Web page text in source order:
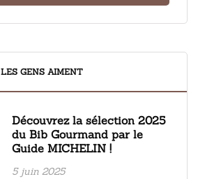
LES GENS AIMENT
Découvrez la sélection 2025
du Bib Gourmand par le
Guide MICHELIN !
5 juin 2025